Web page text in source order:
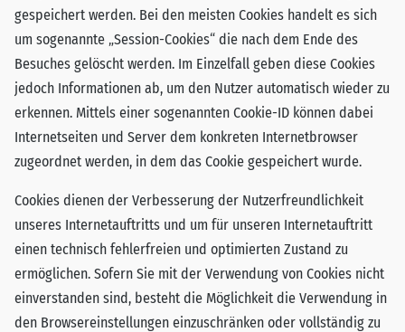
gespeichert werden. Bei den meisten Cookies handelt es sich
um sogenannte „Session-Cookies“ die nach dem Ende des
Besuches gelöscht werden. Im Einzelfall geben diese Cookies
jedoch Informationen ab, um den Nutzer automatisch wieder zu
erkennen. Mittels einer sogenannten Cookie-ID können dabei
Internetseiten und Server dem konkreten Internetbrowser
zugeordnet werden, in dem das Cookie gespeichert wurde.
Cookies dienen der Verbesserung der Nutzerfreundlichkeit
unseres Internetauftritts und um für unseren Internetauftritt
einen technisch fehlerfreien und optimierten Zustand zu
ermöglichen. Sofern Sie mit der Verwendung von Cookies nicht
einverstanden sind, besteht die Möglichkeit die Verwendung in
den Browsereinstellungen einzuschränken oder vollständig zu